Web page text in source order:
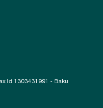
Id 1303431991 - Baku